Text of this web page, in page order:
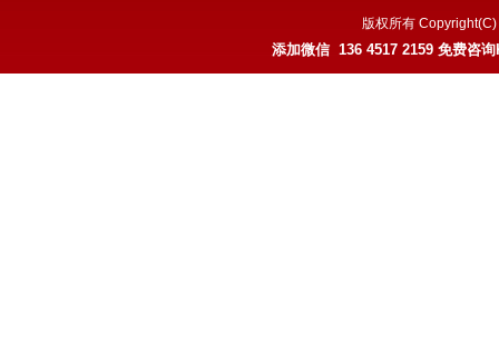
版权所有
添加微信 136 4517 2159 免费咨